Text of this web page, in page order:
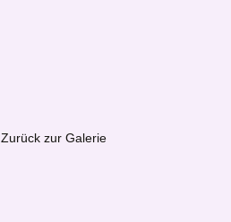
Zurück zur Galerie